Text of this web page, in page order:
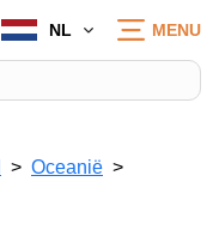
NL MENU
Oceanië